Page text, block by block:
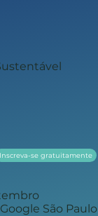
São Paulo
Inscreva-se gratuitamente